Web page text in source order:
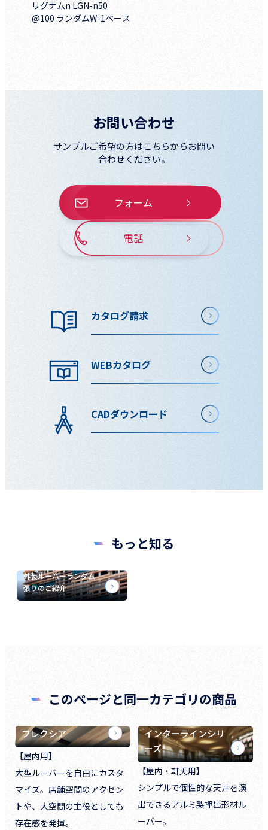
リグナムn LGN-n50
@100 ランダムW-1ベース
お問い合わせ
サンプルご希望の方はこちらからお問い
合わせください。
フォーム
電話
カタログ請求
WEBカタログ
CADダウンロード
もっと知る
外装ルーバーランダム
張りのご紹介
このページと同一カテゴリの商品
フレクシア
【屋内用】
大型ルーバーを自由にカスタ
マイズ。店舗空間のアクセン
トや、大空間の主役としても
存在感を発揮。
インターラインシリ
ーズ
【屋内・軒天用】
シンプルで個性的な天井を演
出できるアルミ製押出形材ル
ーバー。